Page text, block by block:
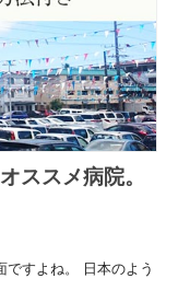
ススメ病院。
ですよね。 日本のよう